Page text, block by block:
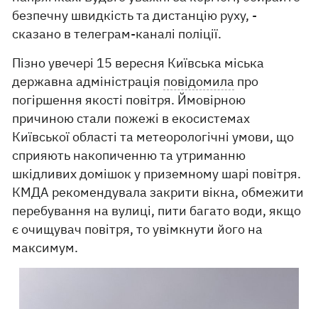
безпечну швидкість та дистанцію руху, -
сказано в телеграм-каналі поліції.
Пізно увечері 15 вересня Київська міська
державна адміністрація повідомила про
погіршення якості повітря. Ймовірною
причиною стали пожежі в екосистемах
Київської області та метеорологічні умови, що
сприяють накопиченню та утриманню
шкідливих домішок у приземному шарі повітря.
КМДА рекомендувала закрити вікна, обмежити
перебування на вулиці, пити багато води, якщо
є очищувач повітря, то увімкнути його на
максимум.